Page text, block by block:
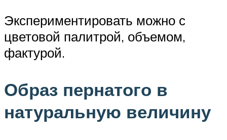
Экспериментировать можно с
цветовой палитрой, объемом,
фактурой.
Образ пернатого в
натуральную величину